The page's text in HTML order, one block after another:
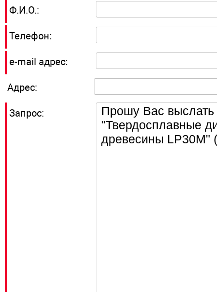
Ф.И.О.:
Телефон:
e-mail адрес:
Адрес:
Запрос: